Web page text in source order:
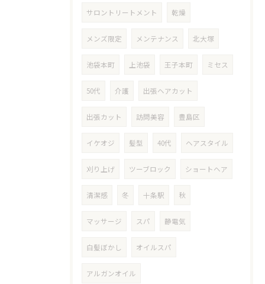
サロントリートメント 乾燥
メンズ限定 メンテナンス 北大塚
池袋本町 上池袋 王子本町 ミセス
50代 介護 出張ヘアカット
出張カット 訪問美容 豊島区
イケオジ 髪型 40代 ヘアスタイル
刈り上げ ツーブロック ショートヘア
清潔感 冬 十条駅 秋
マッサージ スパ 静電気
白髪ぼかし オイルスパ
アルガンオイル